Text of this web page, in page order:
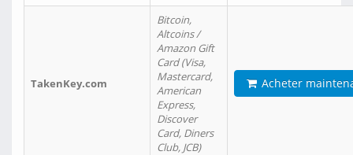
TakenKey.com
Bitcoin,
Altcoins /
Amazon Gift
Card (Visa,
Mastercard,
American
Express,
Discover
Card, Diners
Club, JCB)
Acheter